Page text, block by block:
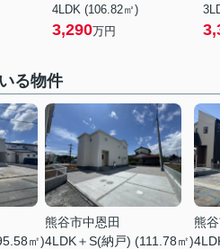
4LDK (106.82㎡)
3,290万円
る物件
㎡)
熊谷市中恩田
4LDK＋S(納戸) (111.78㎡)
熊